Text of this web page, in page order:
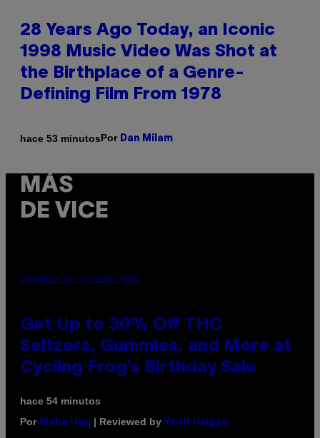
28 Years Ago Today, an Iconic
1998 Music Video Was Shot at
the Birthplace of a Genre-
Defining Film From 1978
hace 53 minutosPor Dan Milam
MÁS
DE VICE
COURTESY OF CYCLING FROG
Get Up to 30% Off THC
Seltzers, Gummies, and More at
Cycling Frog’s Birthday Sale
hace 54 minutos
Por Maha Haq | Reviewed by Ysolt Usigan